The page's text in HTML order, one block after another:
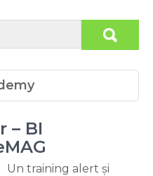
– BI
Un training alert și